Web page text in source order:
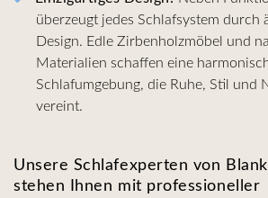
überzeugt jedes Schlafsystem durch
Design. Edle Zirbenholzmöbel und
Materialien schaffen eine
Schlafumgebung, die Ruhe, Stil und
vereint.
Unsere Schlafexperten von
stehen Ihnen mit professioneller